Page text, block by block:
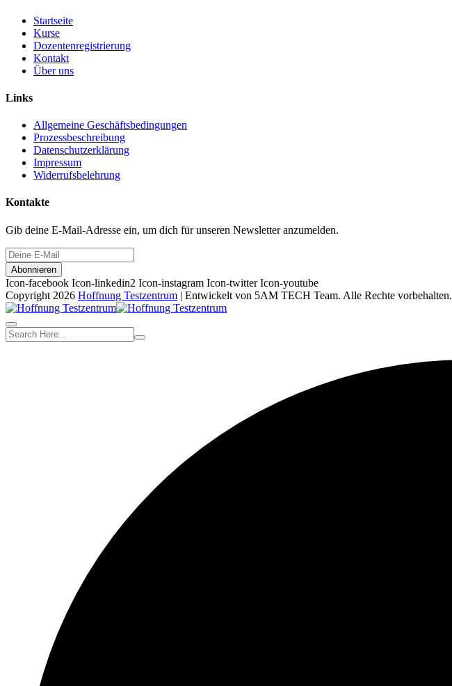
Startseite
Kurse
Dozentenregistrierung
Kontakt
Über uns
Links
Allgemeine Geschäftsbedingungen
Prozessbeschreibung
Datenschutzerklärung
Impressum
Widerrufsbelehrung
Kontakte
Gib deine E-Mail-Adresse ein, um dich für unseren Newsletter anzumelden.
Abonnieren
Icon-facebook Icon-linkedin2 Icon-instagram Icon-twitter Icon-youtube
Copyright 2026 Hoffnung Testzentrum | Entwickelt von 5AM TECH Team. Alle Rechte vorbehalten.